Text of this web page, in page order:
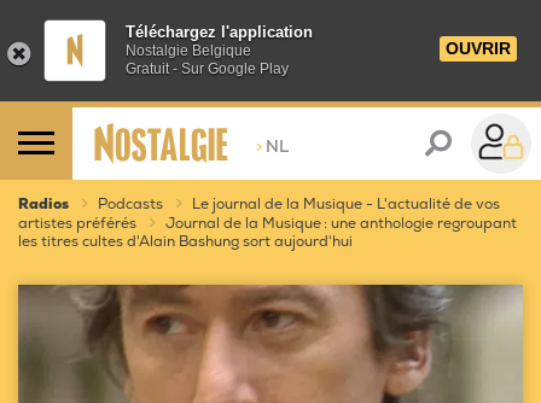
Téléchargez l'application
Nostalgie Belgique
Gratuit - Sur Google Play
OUVRIR
> NL
Radios Podcasts
Le journal de la Musique - L'actualité de vos
artistes préférés
Journal de la Musique : une anthologie regroupant
les titres cultes d'Alain Bashung sort aujourd'hui